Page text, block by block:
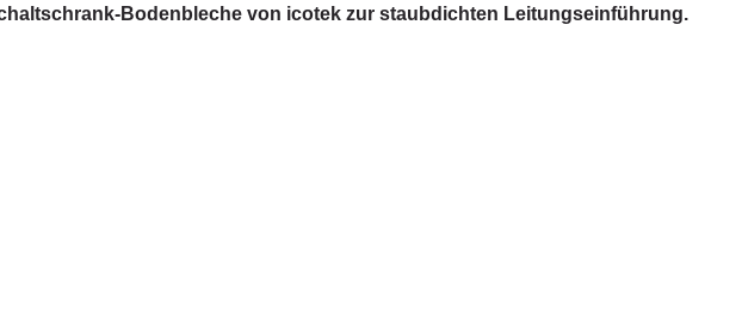
Bodenbleche von icotek zur staubdichten Leitungseinführung.